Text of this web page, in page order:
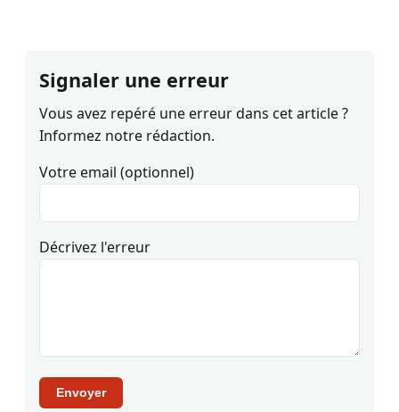
Signaler une erreur
Vous avez repéré une erreur dans cet article ?
Informez notre rédaction.
Votre email (optionnel)
Décrivez l'erreur
Envoyer